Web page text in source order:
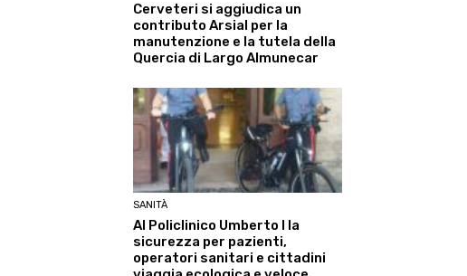
Cerveteri si aggiudica un
contributo Arsial per la
manutenzione e la tutela della
Quercia di Largo Almunecar
SANITÀ
Al Policlinico Umberto I la
sicurezza per pazienti,
operatori sanitari e cittadini